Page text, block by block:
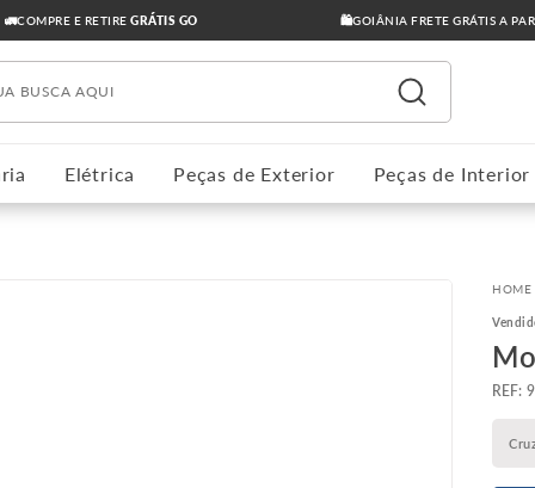
🚛COMPRE E RETIREGRÁTIS GO 🛍️GOIÂNIA FRETE GRÁTIS A
busca aqui
Elétrica Peças de Exterior Peças de Interior
: